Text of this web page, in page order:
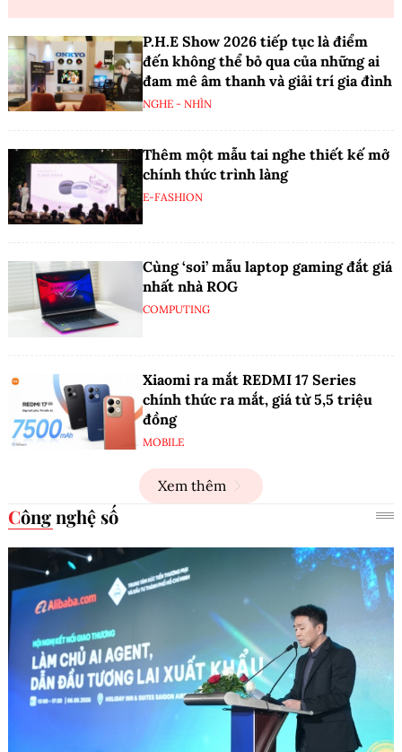
P.H.E Show 2026 tiếp tục là điểm
đến không thể bỏ qua của những ai
đam mê âm thanh và giải trí gia đình
NGHE - NHÌN
Thêm một mẫu tai nghe thiết kế mở
chính thức trình làng
E-FASHION
Cùng ‘soi’ mẫu laptop gaming đắt giá
nhất nhà ROG
COMPUTING
Xiaomi ra mắt REDMI 17 Series
chính thức ra mắt, giá từ 5,5 triệu
đồng
MOBILE
Xem thêm
Công nghệ số